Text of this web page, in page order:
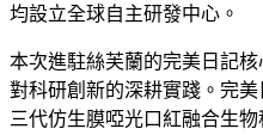
均設立全球自主研發中心 。
本次進駐絲芙蘭的完美日記
對科研創新的深耕實踐。完
三代仿生膜啞光口紅融合生